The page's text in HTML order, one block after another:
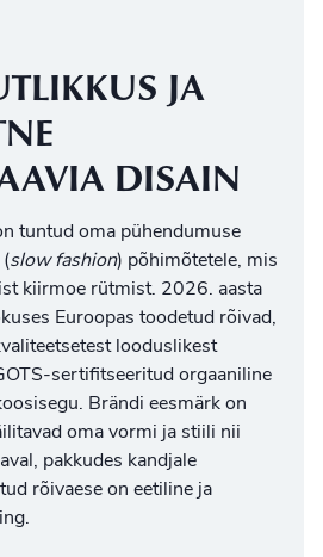
JA
DISAIN
tuntud oma pühendumuse
slow fashion) põhimõtetele, mis
kiirmoe rütmist. 2026. aasta
Euroopas toodetud rõivad,
looduslikest
sertifitseeritud orgaaniline
Brändi eesmärk on
oma vormi ja stiili nii
pakkudes kandjale
rõivaese on eetiline ja